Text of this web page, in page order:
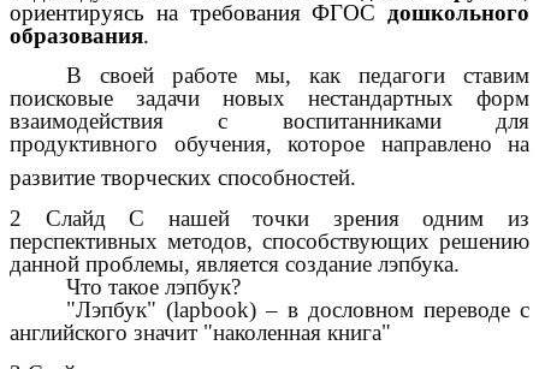
ориентируясь на требования ФГОС дошкольного
образования.
В своей работе мы, как педагоги ставим
поисковые задачи новых нестандартных форм
взаимодействия с воспитанниками для
продуктивного обучения, которое направлено на
развитие творческих способностей.
2 Слайд С нашей точки зрения одним из
перспективных методов, способствующих решению
данной проблемы, является создание лэпбука.
Что такое лэпбук?
"Лэпбук" (lapbook) – в дословном переводе с
английского значит "наколенная книга"